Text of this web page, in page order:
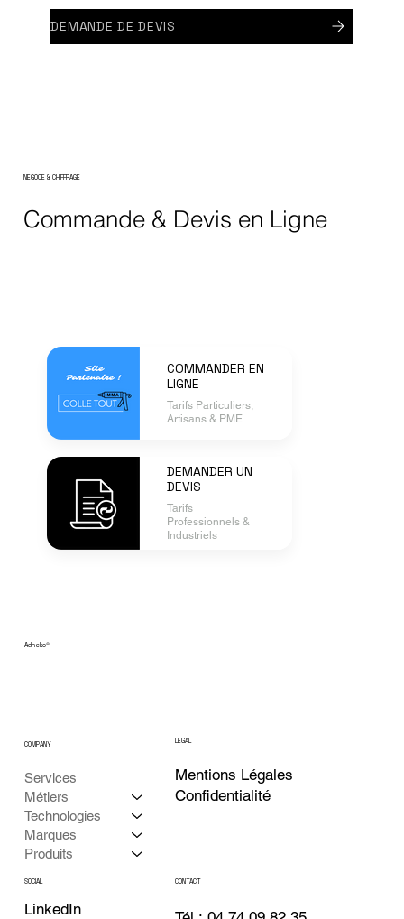
DEMANDE DE DEVIS
COMMANDER EN
LIGNE
Tarifs Particuliers,
Artisans & PME
DEMANDER UN
DEVIS
Tarifs
Professionnels &
Industriels
Commande & Devis en Ligne
NEGOCE & CHIFFRAGE
Adheko®
Services
Métiers
Technologies
Marques
Produits
COMPANY LEGAL
Confidentialité
Mentions Légales
SOCIAL
LinkedIn
CONTACT